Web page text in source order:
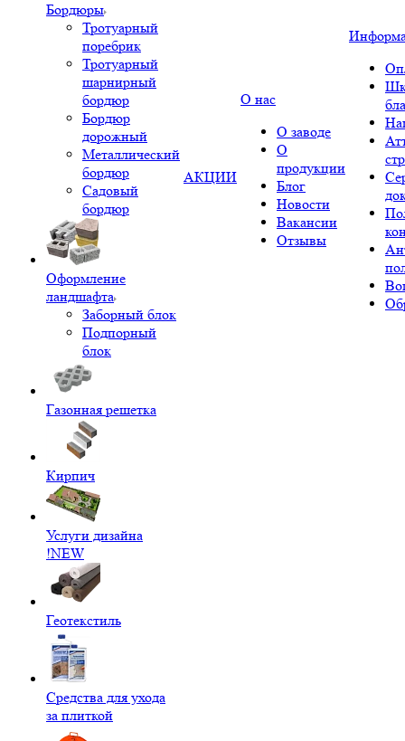
Бордюры
Тротуарный
поребрик
Тротуарный
шарнирный
бордюр
Бордюр
дорожный
Металлический
бордюр
Садовый
бордюр
Оформление
ландшафта
Заборный блок
Подпорный
блок
Газонная решетка
Кирпич
Услуги дизайна
!NEW
Геотекстиль
Средства для ухода
за плиткой
АКЦИИ
О нас
О заводе
О
продукции
Блог
Новости
Вакансии
Отзывы